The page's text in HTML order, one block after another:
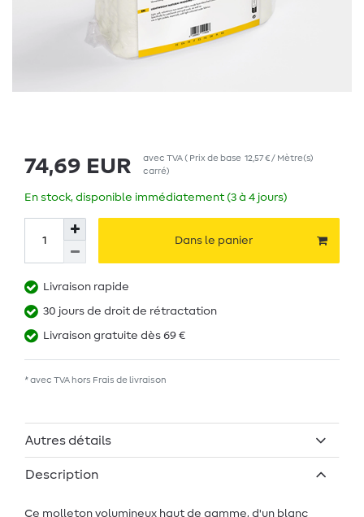
74,69 EUR avec TVA( Prix de base 12,57 € / Mètre(s)
carré)
En stock, disponible immédiatement (3 à 4 jours)
Dans le panier
Livraison rapide
30 jours de droit de rétractation
Livraison gratuite dès 69 €
* avec TVA hors Frais de livraison
Autres détails
Description
Ce molleton volumineux haut de gamme, d'un blanc